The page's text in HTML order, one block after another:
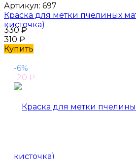
Артикул: 697
Краска для метки пчелиных
кисточка)
330₽
310 ₽
Купить
-6%
-20 ₽